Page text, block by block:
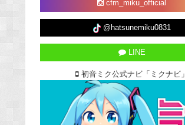
cfm_miku_official
@hatsunemiku0831
LINE
初音ミク公式ナビ「ミクナビ」